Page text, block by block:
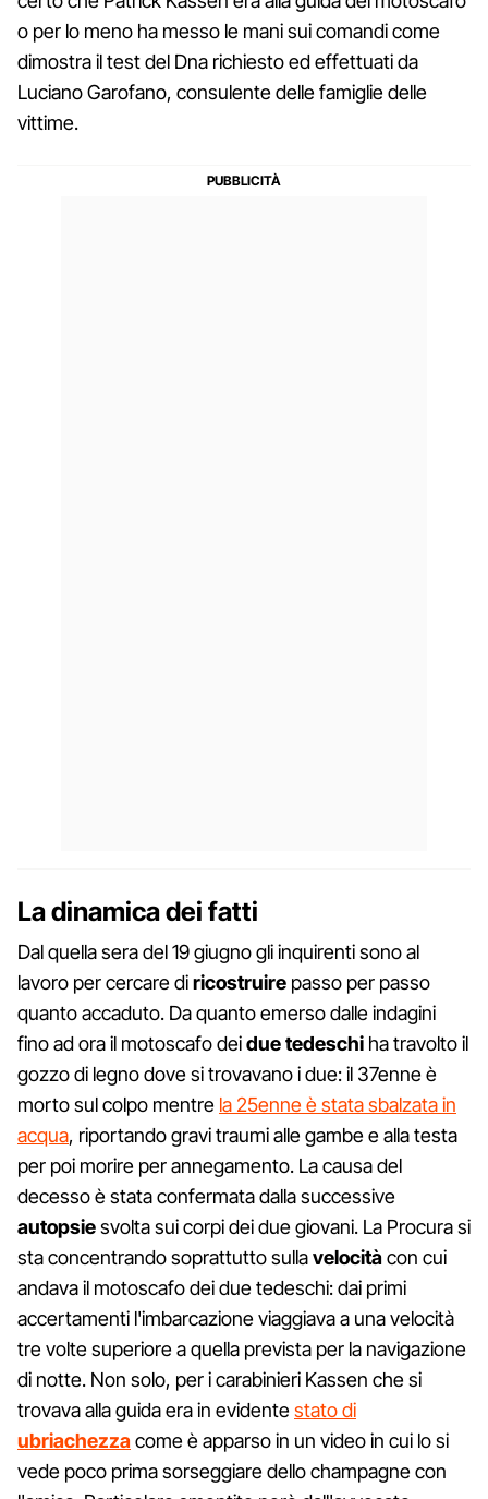
o per lo meno ha messo le mani sui comandi come
dimostra il test del Dna richiesto ed effettuati da
Luciano Garofano, consulente delle famiglie delle
vittime.
La dinamica dei fatti
Dal quella sera del 19 giugno gli inquirenti sono al
lavoro per cercare diricostruire passo per passo
quanto accaduto. Da quanto emerso dalle indagini
fino ad ora il motoscafo deidue tedeschi ha travolto il
gozzo di legno dove si trovavano i due: il 37enne è
morto sul colpo mentre la 25enne è stata sbalzata in
acqua, riportando gravi traumi alle gambe e alla testa
per poi morire per annegamento. La causa del
decesso è stata confermata dalla successive
autopsiesvolta sui corpi dei due giovani. La Procura si
sta concentrando soprattutto sullavelocitàcon cui
andava il motoscafo dei due tedeschi: dai primi
accertamenti l'imbarcazione viaggiava a una velocità
tre volte superiore a quella prevista per la navigazione
di notte. Non solo, per i carabinieri Kassen che si
trovava alla guida era in evidentestato di
ubriachezzacome è apparso in un video in cui lo si
vede poco prima sorseggiare dello champagne con